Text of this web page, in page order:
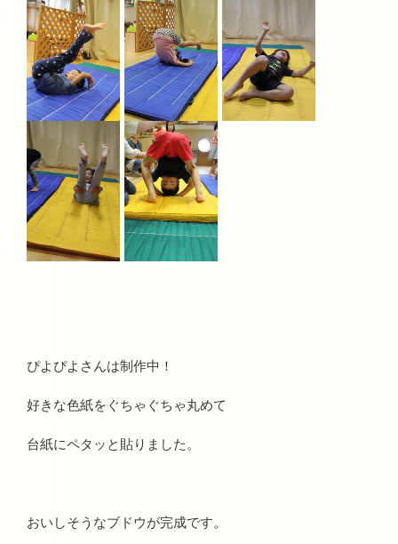
ぴよぴよさんは制作中！
好きな色紙をぐちゃぐちゃ丸めて
台紙にペタッと貼りました。
おいしそうなブドウが完成です。